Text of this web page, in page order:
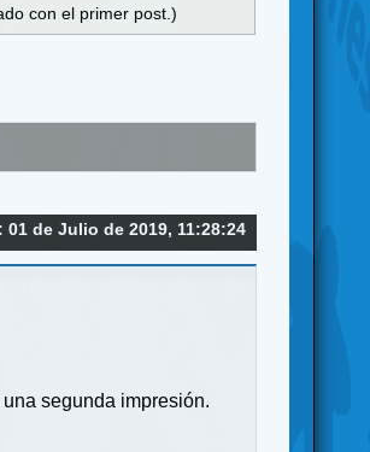
con el primer post.)
01 de Julio de 2019, 11:28:24
segunda impresión.